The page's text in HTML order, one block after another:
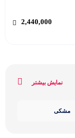
2,440,000
نمایش بیشتر
مشکی